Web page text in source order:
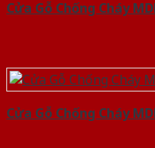
Cửa Gỗ Chống Cháy
Cửa Gỗ Chống Cháy